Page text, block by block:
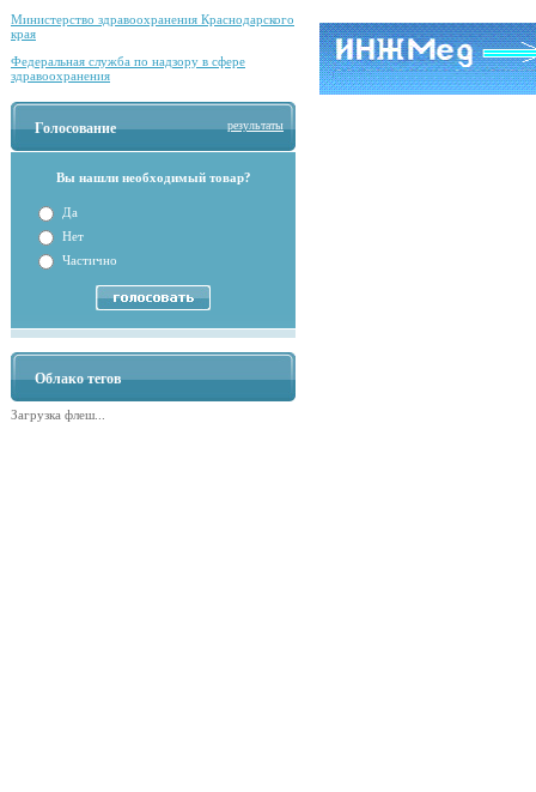
Министерство здравоохранения Краснодарского
края
Федеральная служба по надзору в сфере
здравоохранения
Голосование результаты
Вы нашли необходимый товар?
Да
Нет
Частично
Облако тегов
Загрузка флеш...